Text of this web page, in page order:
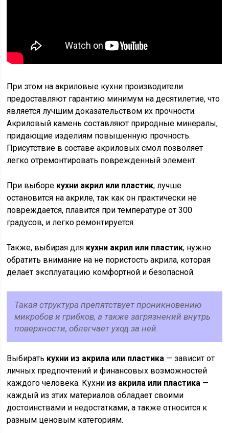
При этом на акриловые кухни производители
предоставляют гарантию минимум на десятилетие, что
является лучшим доказательством их прочности.
Акриловый камень составляют природные минералы,
придающие изделиям повышенную прочность.
Присутствие в составе акриловых смол позволяет
легко отремонтировать поврежденный элемент.
При выборе кухни акрил или пластик, лучше
остановится на акриле, так как он практически не
повреждается, плавится при температуре от 300
градусов, и легко ремонтируется.
Также, выбирая для кухни акрил или пластик, нужно
обратить внимание на не пористость акрила, которая
делает эксплуатацию комфортной и безопасной.
Такая структура препятствует проникновению
микробов и грибков, а также загрязнений внутрь
поверхности, облегчает уход за ней.
Выбирать кухни из акрила или пластика — зависит от
личных предпочтений и финансовых возможностей
каждого человека. Кухни из акрила или пластика —
каждый из этих материалов обладает своими
достоинствами и недостатками, а также относится к
разным ценовым категориям.